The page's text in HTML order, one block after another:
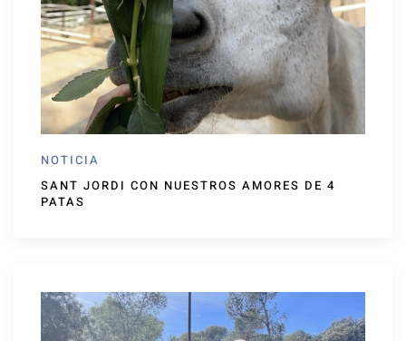
NOTICIA
SANT JORDI CON NUESTROS AMORES DE 4
PATAS